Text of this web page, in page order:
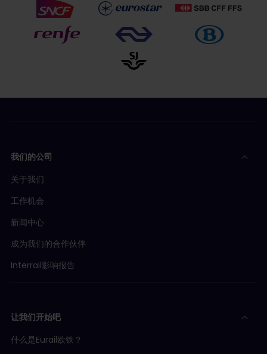
我们的公司
关于我们
工作机会
新闻中心
成为我们的合作伙伴
Interrail影响报告
让我们开始吧
什么是Eurail欧铁？